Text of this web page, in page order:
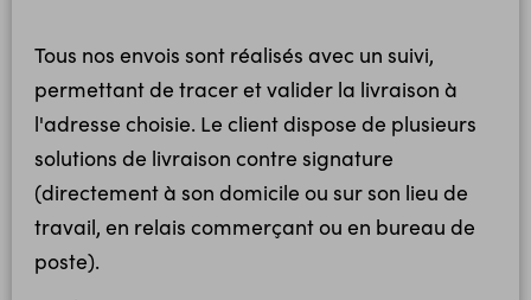
Tous nos envois sont réalisés avec un suivi,
permettant de tracer et valider la livraison à
l'adresse choisie. Le client dispose de plusieurs
solutions de livraison contre signature
(directement à son domicile ou sur son lieu de
travail, en relais commerçant ou en bureau de
poste).